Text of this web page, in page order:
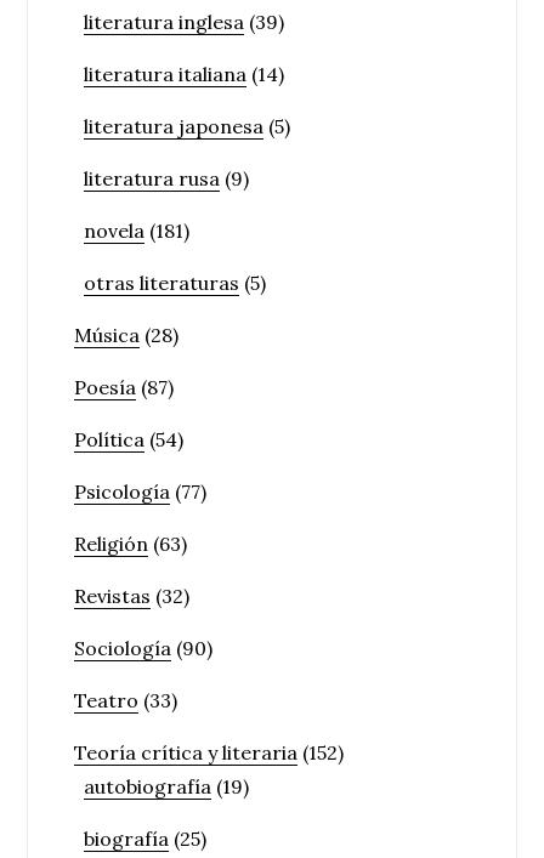
literatura inglesa (39)
literatura italiana (14)
literatura japonesa (5)
literatura rusa (9)
novela (181)
otras literaturas (5)
Música (28)
Poesía (87)
Política (54)
Psicología (77)
Religión (63)
Revistas (32)
Sociología (90)
Teatro (33)
Teoría crítica y literaria (152)
autobiografía (19)
biografía (25)